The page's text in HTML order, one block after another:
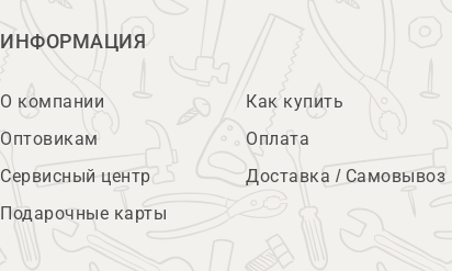
ИНФОРМАЦИЯ
О компании
Оптовикам
Сервисный центр
Подарочные карты
Как купить
Оплата
Доставка / Самовывоз